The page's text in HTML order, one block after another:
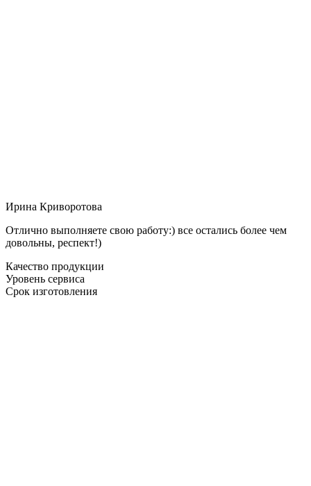
Ирина Криворотова
Отлично выполняете свою работу:) все остались более чем
довольны, респект!)
Качество продукции
Уровень сервиса
Срок изготовления